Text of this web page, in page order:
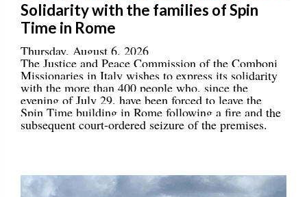
Solidarity with the families of Spin
Time in Rome
Thursday, August 6, 2026
The Justice and Peace Commission of the Comboni
Missionaries in Italy wishes to express its solidarity
with the more than 400 people who, since the
evening of July 29, have been forced to leave the
Spin Time building in Rome following a fire and the
subsequent court-ordered seizure of the premises.